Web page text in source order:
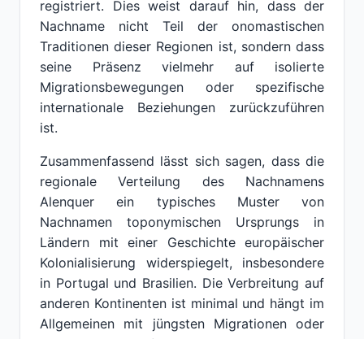
registriert. Dies weist darauf hin, dass der
Nachname nicht Teil der onomastischen
Traditionen dieser Regionen ist, sondern dass
seine Präsenz vielmehr auf isolierte
Migrationsbewegungen oder spezifische
internationale Beziehungen zurückzuführen
ist.
Zusammenfassend lässt sich sagen, dass die
regionale Verteilung des Nachnamens
Alenquer ein typisches Muster von
Nachnamen toponymischen Ursprungs in
Ländern mit einer Geschichte europäischer
Kolonialisierung widerspiegelt, insbesondere
in Portugal und Brasilien. Die Verbreitung auf
anderen Kontinenten ist minimal und hängt im
Allgemeinen mit jüngsten Migrationen oder